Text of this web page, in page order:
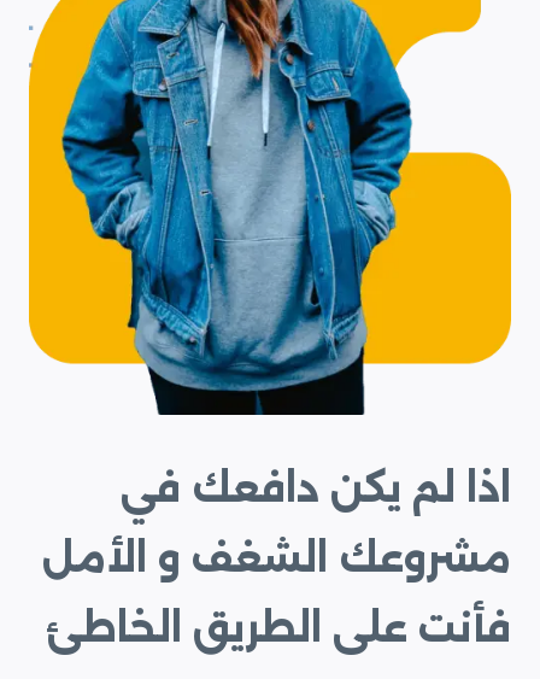
اذا لم يكن دافعك في
مشروعك الشغف و الأمل
فأنت على الطريق الخاطئ